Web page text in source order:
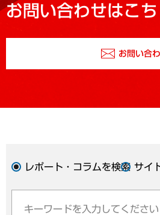
お問い合わせはこち
お問い合
レポート・コラムを検索 サイ